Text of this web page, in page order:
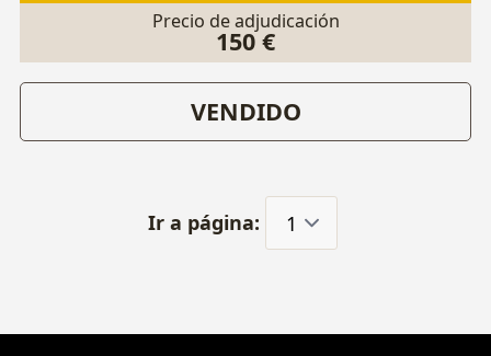
Precio de adjudicación
150 €
VENDIDO
Ir a página: